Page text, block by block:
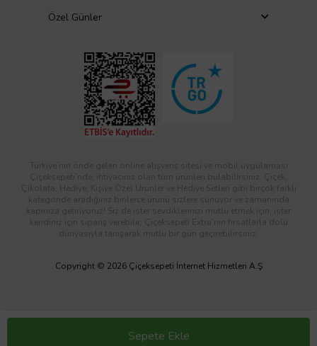
Sepete Ekle
Özel Günler
Türkiye’nin önde gelen online alışveriş sitesi ve mobil uygulaması
Çiçeksepeti’nde, ihtiyacınız olan tüm ürünleri bulabilirsiniz. Çiçek,
Çikolata, Hediye, Kişiye Özel Ürünler ve Hediye Setleri gibi birçok farklı
kategoride aradığınız binlerce ürünü sizlere sunuyor ve zamanında
kapınıza getiriyoruz! Siz de ister sevdiklerinizi mutlu etmek için, ister
kendiniz için sipariş verebilir; Çiçeksepeti Extra’nın fırsatlarla dolu
dünyasıyla tanışarak mutlu bir gün geçirebilirsiniz.
Copyright © 2026 Çiçeksepeti İnternet Hizmetleri A.Ş